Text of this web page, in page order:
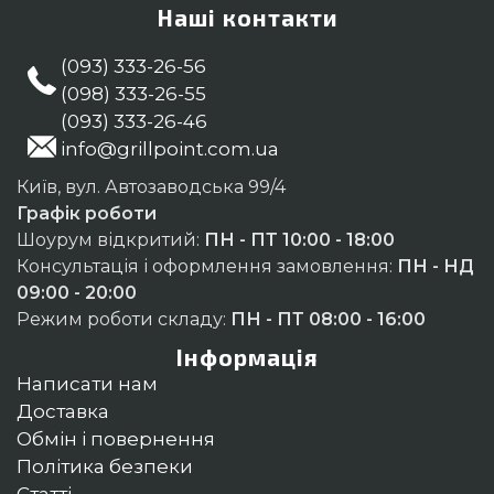
Наші контакти
(093) 333-26-56
(098) 333-26-55
(093) 333-26-46
info@grillpoint.com.ua
Київ, вул. Автозаводська 99/4
Графік роботи
Шоурум відкритий: ПН - ПТ 10:00 - 18:00
Консультація і оформлення замовлення: ПН - НД
09:00 - 20:00
Режим роботи складу: ПН - ПТ 08:00 - 16:00
Інформація
Написати нам
Доставка
Обмін і повернення
Політика безпеки